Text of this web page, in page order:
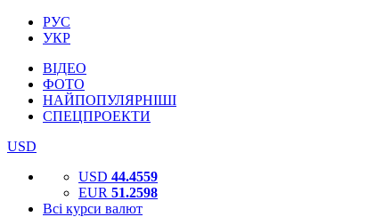
РУС
УКР
ВІДЕО
ФОТО
НАЙПОПУЛЯРНІШІ
СПЕЦПРОЕКТИ
USD
USD 44.4559
EUR 51.2598
Всі курси валют